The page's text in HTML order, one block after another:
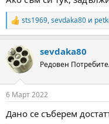
R
e
c
t
i
s
sts1969,sevdaka80 и
sevdaka80
Редовен
6 Март 2022
Дано се съберем